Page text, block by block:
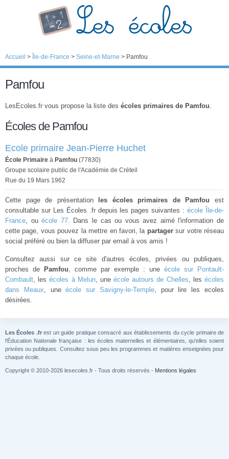
Accueil > Île-de-France > Seine-et-Marne > Pamfou
Pamfou
LesEcoles.fr vous propose la liste des écoles primaires de Pamfou.
Écoles de Pamfou
Ecole primaire Jean-Pierre Huchet
École Primaire à Pamfou (77830)
Groupe scolaire public de l'Académie de Créteil
Rue du 19 Mars 1962
Cette page de présentation les écoles primaires de Pamfou est
consultable sur Les Écoles .fr depuis les pages suivantes :école Île-de-
France, ouécole 77. Dans le cas ou vous avez aimé l'information de
cette page, vous pouvez la mettre en favori, la partagersur votre réseau
social préféré ou bien la diffuser par email à vos amis !
Consultez aussi sur ce site d'autres écoles, privées ou publiques,
proches de
Pamfou, comme par exemple : une école sur Pontault-
Combault, lesécoles à Melun, uneécole autours de Chelles, lesécoles
dans Meaux, uneécole sur Savigny-le-Temple, pour lire les ecoles
désirées.
Les Écoles .frest un guide pratique consacré aux établissements du cycle primaire de
l'Éducation Nationale française : les écoles maternelles et élémentaires, qu'elles soient
privées ou publiques. Consultez sous peu les programmes et matières enseignées pour
chaque école.
Copyright © 2010-2026 lesecoles.fr - Tous droits réservés - Mentions légales